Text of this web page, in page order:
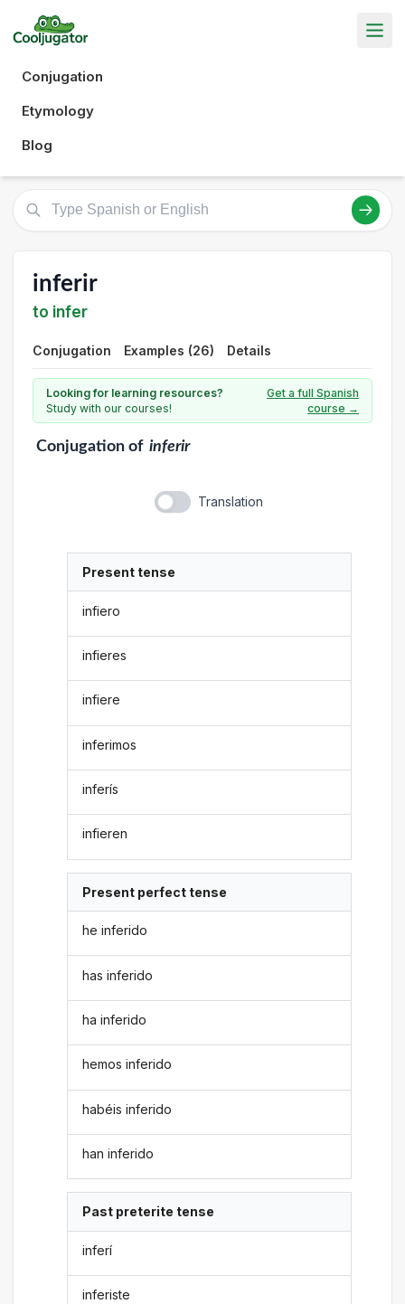
Conjugation
Etymology
Blog
inferir
to infer
Conjugation Examples (26) Details
Looking for learning resources?
Study with our courses!
Get a full Spanish
course →
Conjugationof inferir
Translation
Present tense
infiero
infieres
infiere
inferimos
inferís
infieren
Present perfect tense
he inferido
has inferido
ha inferido
hemos inferido
habéis inferido
han inferido
Past preterite tense
inferí
inferiste